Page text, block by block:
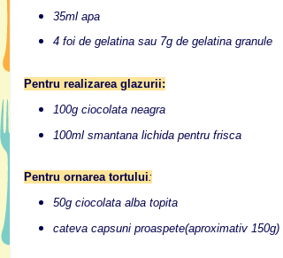
35ml apa
4 foi de gelatina sau 7g de gelatina granule
Pentru realizarea glazurii:
100g ciocolata neagra
100ml smantana lichida pentru frisca
Pentru ornarea tortului:
50g ciocolata alba topita
cateva capsuni proaspete(aproximativ 150g)